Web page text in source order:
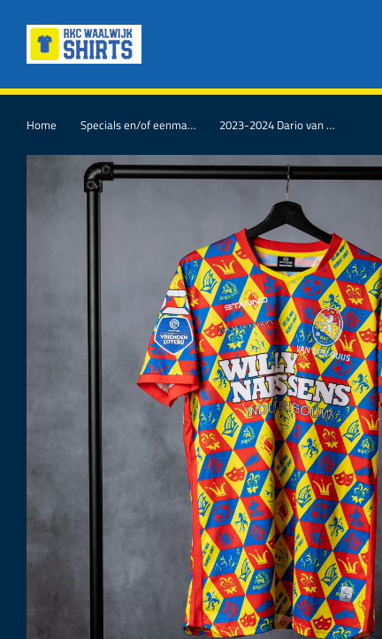
Je bent hier:
Home Specials en/of eenma… 2023-2024 Dario van …